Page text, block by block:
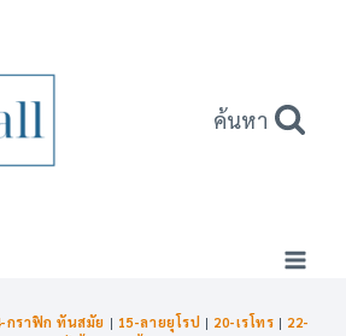
ค้นหา
กราฟิก ทันสมัย | 15-ลายยุโรป | 20-เรโทร | 22-